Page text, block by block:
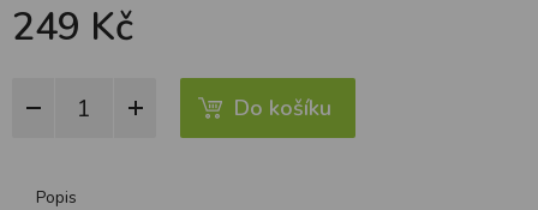
249 Kč
Do košíku
Popis